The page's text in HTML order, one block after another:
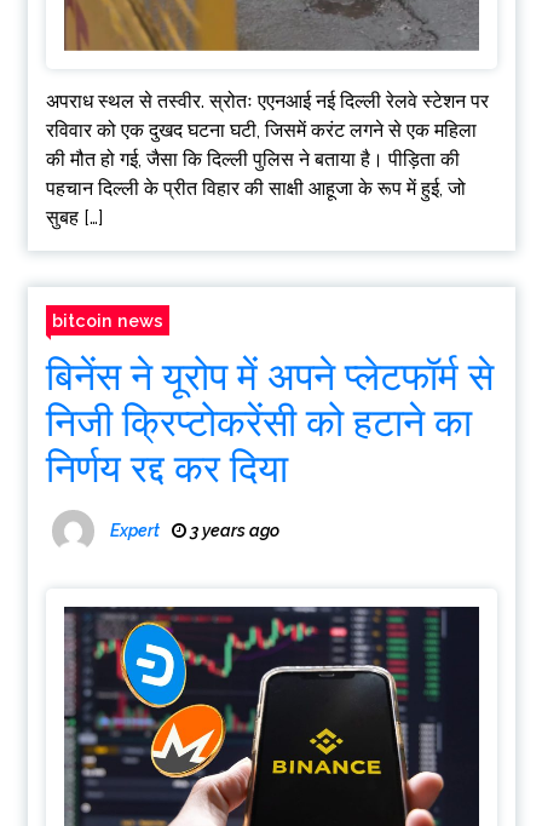
अपराध स्थल से तस्वीर. स्रोतः एएनआई नई दिल्ली रेलवे स्टेशन पर
रविवार को एक दुखद घटना घटी, जिसमें करंट लगने से एक महिला
की मौत हो गई, जैसा कि दिल्ली पुलिस ने बताया है। पीड़िता की
पहचान दिल्ली के प्रीत विहार की साक्षी आहूजा के रूप में हुई, जो
सुबह […]
bitcoin news
बिनेंस ने यूरोप में अपने प्लेटफॉर्म से
निजी क्रिप्टोकरेंसी को हटाने का
निर्णय रद्द कर दिया
Expert 3 years ago